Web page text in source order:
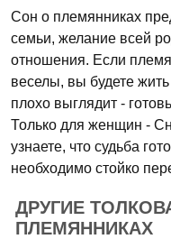
Сон о племянниках
семьи, желание всей
отношения. Если
веселы, вы будете
плохо выглядит -
Только для женщин -
узнаете, что судьба
необходимо стойко
ДРУГИЕ
ПЛЕМЯННИКАХ